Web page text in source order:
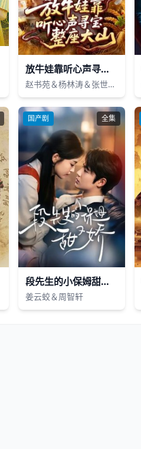
放牛娃靠听心声寻宝整座大山
赵书苑＆杨林涛＆张世顺＆江路祺
国产剧 全集
段先生的小保姆甜又娇
姜云蛟＆周智轩